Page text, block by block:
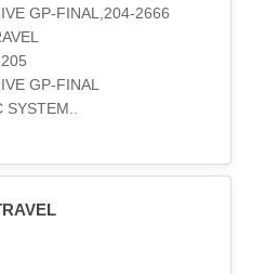
9765 DRIVE GP-FINAL
7130 MOTOR & MTG
GP-FINAL,204-2666
GP-FINAL